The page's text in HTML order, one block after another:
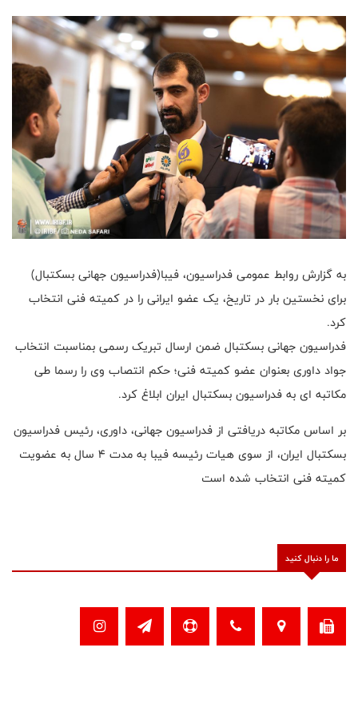
به گزارش روابط عمومی فدراسیون، فیبا(فدراسیون جهانی بسکتبال)
برای نخستین بار در تاریخ، یک عضو ایرانی را در کمیته فنی انتخاب
کرد.
فدراسیون جهانی بسکتبال ضمن ارسال تبریک رسمی بمناسبت انتخاب
جواد داوری بعنوان عضو کمیته فنی؛ حکم انتصاب وی را رسما طی
مکاتبه ای به فدراسیون بسکتبال ایران ابلاغ کرد.
بر اساس مکاتبه دریافتی از فدراسیون جهانی، داوری، رئیس فدراسیون
بسکتبال ایران، از سوی هیات رئیسه فیبا به مدت ۴ سال به عضویت
کمیته فنی انتخاب شده است
ما را دنبال کنید